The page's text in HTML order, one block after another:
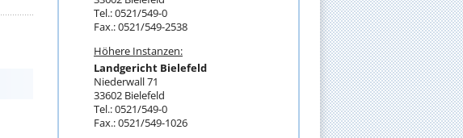
Tel.: 0521/549-0
Fax.: 0521/549-2538
Höhere Instanzen:
Landgericht Bielefeld
Niederwall 71
33602 Bielefeld
Tel.: 0521/549-0
Fax.: 0521/549-1026